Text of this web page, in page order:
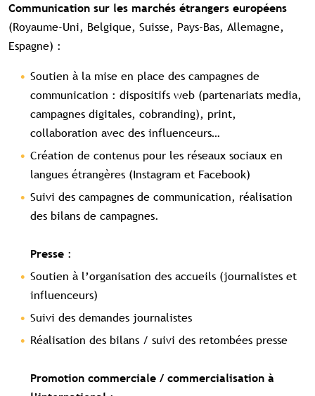
Communication sur les marchés étrangers européens
(Royaume-Uni, Belgique, Suisse, Pays-Bas, Allemagne,
Espagne) :
Soutien à la mise en place des campagnes de
communication : dispositifs web (partenariats media,
campagnes digitales, cobranding), print,
collaboration avec des influenceurs…
Création de contenus pour les réseaux sociaux en
langues étrangères (Instagram et Facebook)
Suivi des campagnes de communication, réalisation
des bilans de campagnes.
Presse :
Soutien à l’organisation des accueils (journalistes et
influenceurs)
Suivi des demandes journalistes
Réalisation des bilans / suivi des retombées presse
Promotion commerciale / commercialisation à
Contenu réservé aux abonné(e)s
premium
Souscrivez à l'abonnement et accédez à
tous nos contenus exclusifs
Souscrire à l'abonnement premium
Se connecter
Visibilité sur tourismebretagne.com